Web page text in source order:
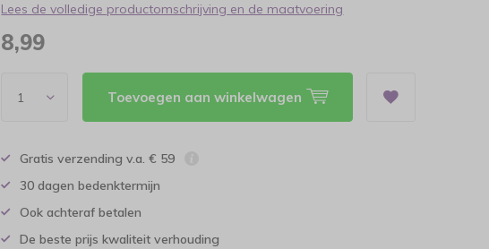
Lees de volledige productomschrijving en de maatvoering
8,99
Toevoegen aan winkelwagen
Gratis verzending v.a. € 59
30 dagen bedenktermijn
Ook achteraf betalen
De beste prijs kwaliteit verhouding